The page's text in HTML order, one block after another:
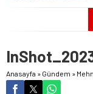
Anasayfa » Gündem »